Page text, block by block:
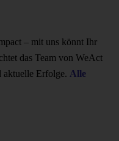
– mit uns könnt Ihr
das Team von WeAct
aktuelle Erfolge. Alle